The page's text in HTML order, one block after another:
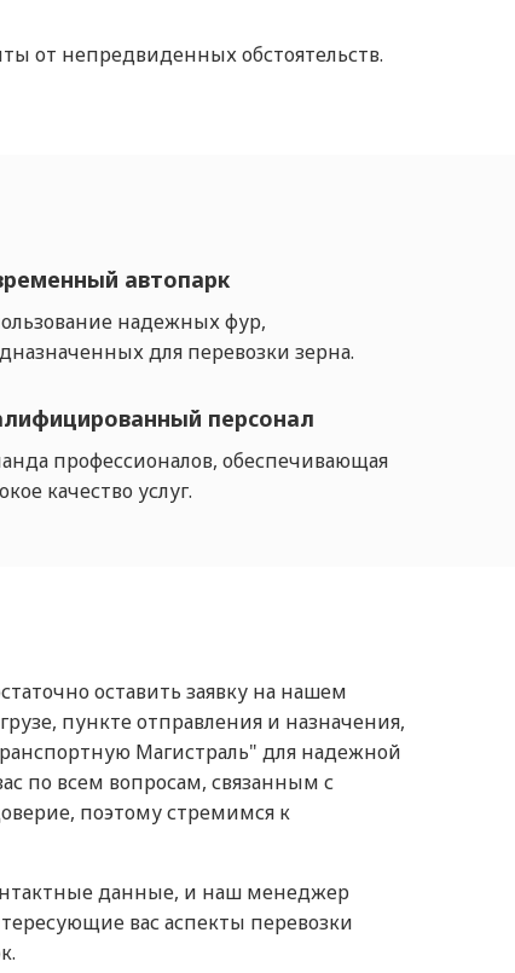
от непредвиденных обстоятельств.
автопарк
надежных фур,
для перевозки зерна.
персонал
профессионалов, обеспечивающая
качество услуг.
оставить заявку на нашем
пункте отправления и назначения,
Магистраль" для надежной
по всем вопросам, связанным с
поэтому стремимся к
данные, и наш менеджер
вас аспекты перевозки